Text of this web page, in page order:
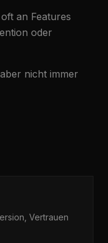
an Features
oder
nicht immer
Vertrauen